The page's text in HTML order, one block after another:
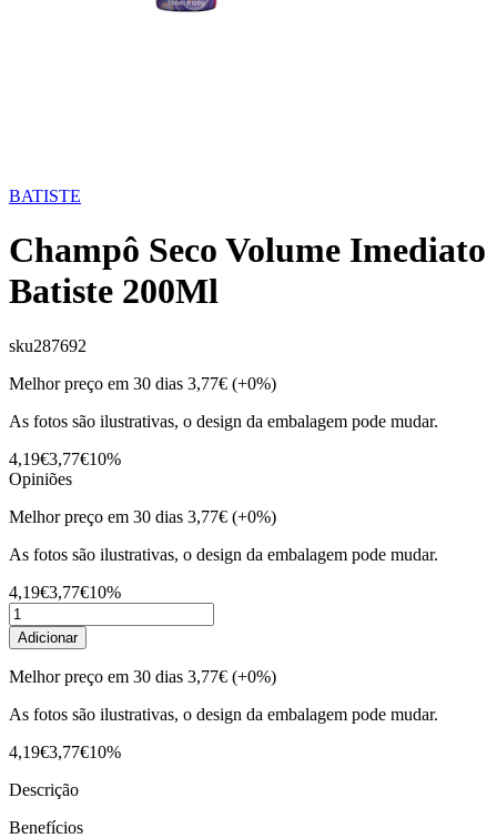
BATISTE
Champô Seco Volume Imediato
Batiste 200Ml
sku287692
Melhor preço em 30 dias 3,77€ (+0%)
As fotos são ilustrativas, o design da embalagem pode mudar.
4,19€3,77€10%
Opiniões
Melhor preço em 30 dias 3,77€ (+0%)
As fotos são ilustrativas, o design da embalagem pode mudar.
4,19€3,77€10%
Adicionar
Melhor preço em 30 dias 3,77€ (+0%)
As fotos são ilustrativas, o design da embalagem pode mudar.
4,19€3,77€10%
Descrição
Benefícios